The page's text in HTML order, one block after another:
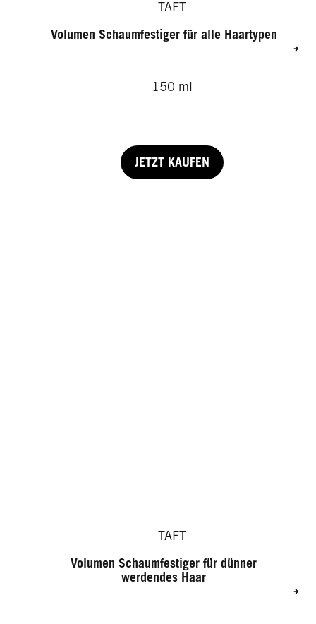
TAFT
Volumen Schaumfestiger für alle Haartypen
150 ml
JETZT KAUFEN
TAFT
Volumen Schaumfestiger für dünner
werdendes Haar